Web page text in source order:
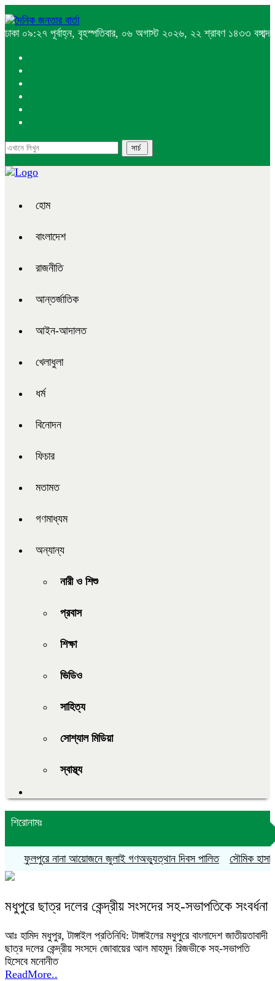
ঢাকা ০৯:২৭ পূর্বাহ্ন, বৃহস্পতিবার, ০৬ অগাস্ট ২০২৬, ২২ শ্রাবণ ১৪৩৩ বঙ্গাব্দ
হোম
বাংলাদেশ
রাজনীতি
আন্তর্জাতিক
আইন-আদালত
খেলাধুলা
ধর্ম
বিনোদন
ফিচার
মতামত
গণমাধ্যম
অন্যান্য
নারী ও শিশু
প্রবাস
শিক্ষা
ভিডিও
সাহিত্য
সোশ্যাল মিডিয়া
স্বাস্থ্য
শিরোনামঃ
ফুলপুরে নানা আয়োজনে জুলাই গণঅভ্যুত্থান দিবস পালিত সৌমিক
মধুপুরে ছাত্র দলের কেন্দ্রীয় সংসদের সহ-সভাপতিকে সংবর্ধনা
আঃ হামিদ মধুপুর, টাঙ্গাইল প্রতিনিধি: টাঙ্গাইলের মধুপুরে বাংলাদেশ জাতীয়তাবাদী
ছাত্র দলের কেন্দ্রীয় সংসদে জোবায়ের আল মাহমুদ রিজভীকে সহ-সভাপতি
হিসেবে মনোনীত
ReadMore..